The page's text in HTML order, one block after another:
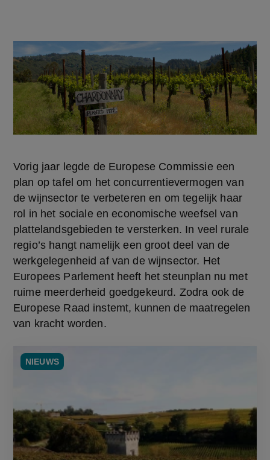
Vorig jaar legde de Europese Commissie een
plan op tafel om het concurrentievermogen van
de wijnsector te verbeteren en om tegelijk haar
rol in het sociale en economische weefsel van
plattelandsgebieden te versterken. In veel rurale
regio’s hangt namelijk een groot deel van de
werkgelegenheid af van de wijnsector. Het
Europees Parlement heeft het steunplan nu met
ruime meerderheid goedgekeurd. Zodra ook de
Europese Raad instemt, kunnen de maatregelen
van kracht worden.
NIEUWS